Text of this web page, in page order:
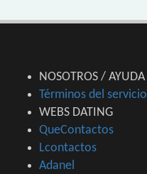
NOSOTROS / AYUDA
Términos del servicio
WEBS DATING
QueContactos
Lcontactos
Adanel